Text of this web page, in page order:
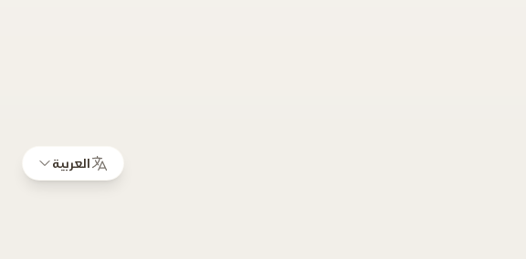
العربية